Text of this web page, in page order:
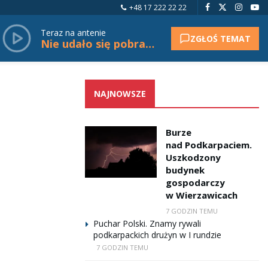
+48 17 222 22 22
Teraz na antenie
Nie udało się pobrać tytułu. ZGŁOŚ TEMAT
NAJNOWSZE
Burze
nad Podkarpaciem.
Uszkodzony
budynek
gospodarczy
w Wierzawicach
7 GODZIN TEMU
Puchar Polski. Znamy rywali
podkarpackich drużyn w I rundzie
7 GODZIN TEMU